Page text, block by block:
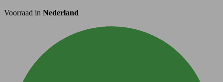
Voorraad in Nederland